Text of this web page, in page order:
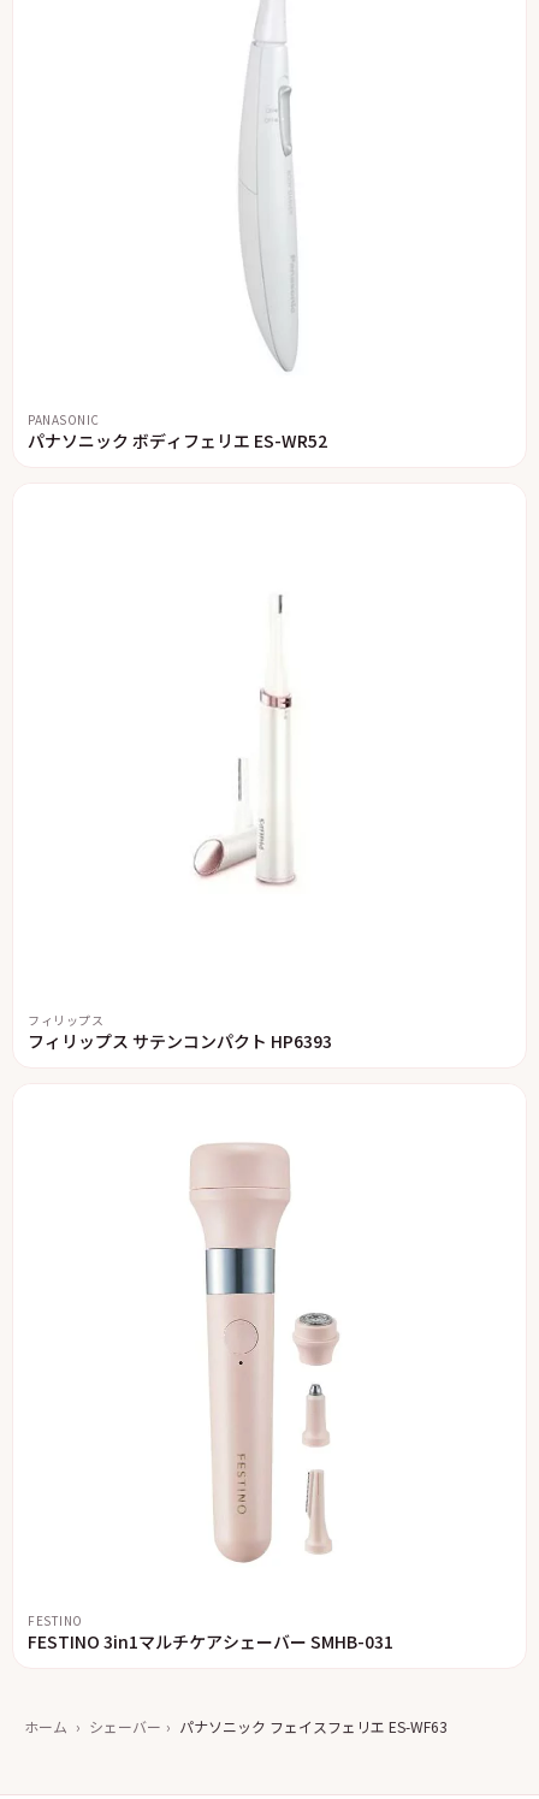
PANASONIC
パナソニック ボディフェリエ ES-WR52
フィリップス
フィリップス サテンコンパクト HP6393
FESTINO
FESTINO 3in1マルチケアシェーバー SMHB-031
ホーム › シェーバー › パナソニック フェイスフェリエ ES-WF63